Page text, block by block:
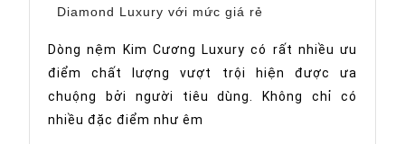
Diamond Luxury với mức giá rẻ
để
mua
nệm
su
Dòng nệm Kim Cương Luxury có rất nhiều ưu
điểm chất lượng vượt trội hiện được ưa
chuộng bởi người tiêu dùng. Không chỉ có
nhiều đặc điểm như êm